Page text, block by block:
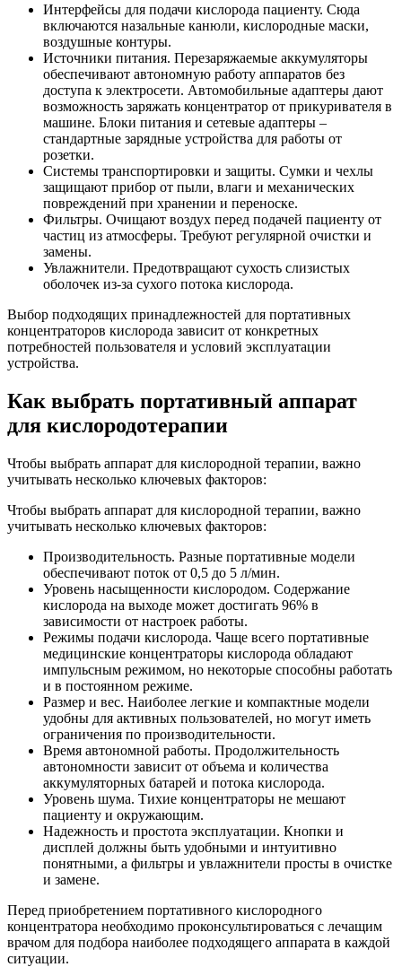
Интерфейсы для подачи кислорода пациенту. Сюда
включаются назальные канюли, кислородные маски,
воздушные контуры.
Источники питания. Перезаряжаемые аккумуляторы
обеспечивают автономную работу аппаратов без
доступа к электросети. Автомобильные адаптеры дают
возможность заряжать концентратор от прикуривателя в
машине. Блоки питания и сетевые адаптеры –
стандартные зарядные устройства для работы от
розетки.
Системы транспортировки и защиты. Сумки и чехлы
защищают прибор от пыли, влаги и механических
повреждений при хранении и переноске.
Фильтры. Очищают воздух перед подачей пациенту от
частиц из атмосферы. Требуют регулярной очистки и
замены.
Увлажнители. Предотвращают сухость слизистых
оболочек из-за сухого потока кислорода.
Выбор подходящих принадлежностей для портативных
концентраторов кислорода зависит от конкретных
потребностей пользователя и условий эксплуатации
устройства.
Как выбрать портативный аппарат
для кислородотерапии
Чтобы выбрать аппарат для кислородной терапии, важно
учитывать несколько ключевых факторов:
Чтобы выбрать аппарат для кислородной терапии, важно
учитывать несколько ключевых факторов:
Производительность. Разные портативные модели
обеспечивают поток от 0,5 до 5 л/мин.
Уровень насыщенности кислородом. Содержание
кислорода на выходе может достигать 96% в
зависимости от настроек работы.
Режимы подачи кислорода. Чаще всего портативные
медицинские концентраторы кислорода обладают
импульсным режимом, но некоторые способны работать
и в постоянном режиме.
Размер и вес. Наиболее легкие и компактные модели
удобны для активных пользователей, но могут иметь
ограничения по производительности.
Время автономной работы. Продолжительность
автономности зависит от объема и количества
аккумуляторных батарей и потока кислорода.
Уровень шума. Тихие концентраторы не мешают
пациенту и окружающим.
Надежность и простота эксплуатации. Кнопки и
дисплей должны быть удобными и интуитивно
понятными, а фильтры и увлажнители просты в очистке
и замене.
Перед приобретением портативного кислородного
концентратора необходимо проконсультироваться с лечащим
врачом для подбора наиболее подходящего аппарата в каждой
ситуации.